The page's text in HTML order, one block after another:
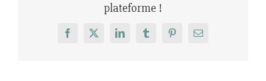
plateforme !
Facebook
X LinkedInTumblrPinterestEmail